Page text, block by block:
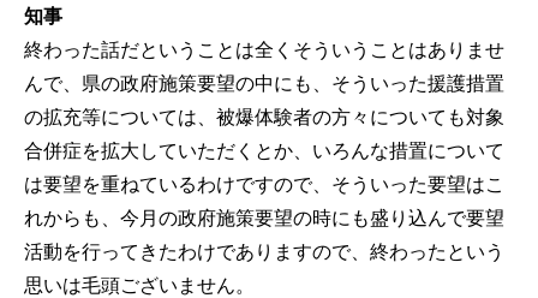
知事
終わった話だということは全くそういうことはありませ
んで、県の政府施策要望の中にも、そういった援護措置
の拡充等については、被爆体験者の方々についても対象
合併症を拡大していただくとか、いろんな措置について
は要望を重ねているわけですので、そういった要望はこ
れからも、今月の政府施策要望の時にも盛り込んで要望
活動を行ってきたわけでありますので、終わったという
思いは毛頭ございません。